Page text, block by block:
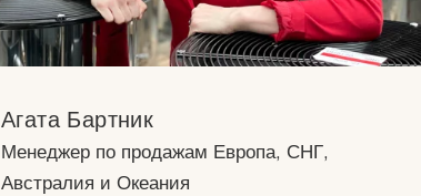
Агата Бартник
Менеджер по продажам Европа, СНГ,
Австралия и Океания